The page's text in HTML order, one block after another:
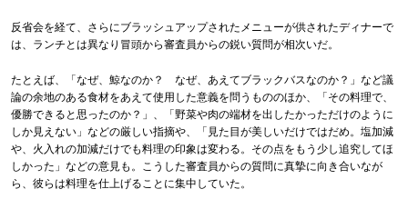
反省会を経て、さらにブラッシュアップされたメニューが供されたディナーで
は、ランチとは異なり冒頭から審査員からの鋭い質問が相次いだ。
たとえば、「なぜ、鯨なのか？ なぜ、あえてブラックバスなのか？」など議
論の余地のある食材をあえて使用した意義を問うもののほか、「その料理で、
優勝できると思ったのか？」、「野菜や肉の端材を出したかっただけのように
しか見えない」などの厳しい指摘や、「見た目が美しいだけではだめ。塩加減
や、火入れの加減だけでも料理の印象は変わる。その点をもう少し追究してほ
しかった」などの意見も。こうした審査員からの質問に真摯に向き合いなが
ら、彼らは料理を仕上げることに集中していた。